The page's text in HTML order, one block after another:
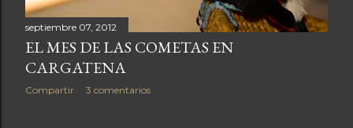
septiembre 07, 2012
EL MES DE LAS COMETAS EN
CARGATENA
Compartir 3 comentarios